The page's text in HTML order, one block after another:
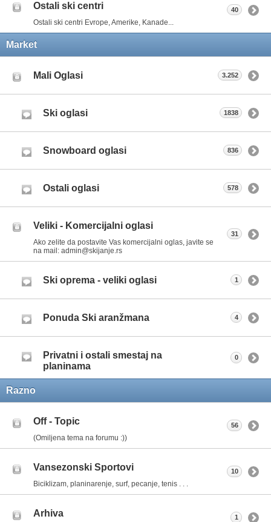
Ostali ski centri
Ostali ski centri Evrope, Amerike, Kanade...
40
Market
Mali Oglasi 3.252
Ski oglasi 1838
Snowboard oglasi 836
Ostali oglasi 578
Veliki - Komercijalni oglasi
Ako zelite da postavite Vas komercijalni oglas, javite se
na mail: admin@skijanje.rs
31
Ski oprema - veliki oglasi 1
Ponuda Ski aranžmana 4
Privatni i ostali smestaj na
planinama
0
Razno
Off - Topic
(Omiljena tema na forumu :))
56
Vansezonski Sportovi
Biciklizam, planinarenje, surf, pecanje, tenis . . .
10
Arhiva 1